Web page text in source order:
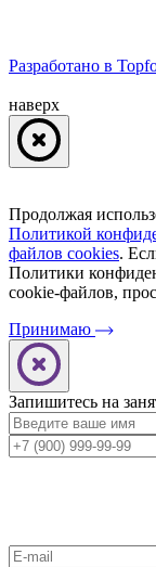
Разработано в
наверх
Продолжая
Политикой
файлов cookies.
Политики
cookie-файлов,
Принимаю
Запишитесь на